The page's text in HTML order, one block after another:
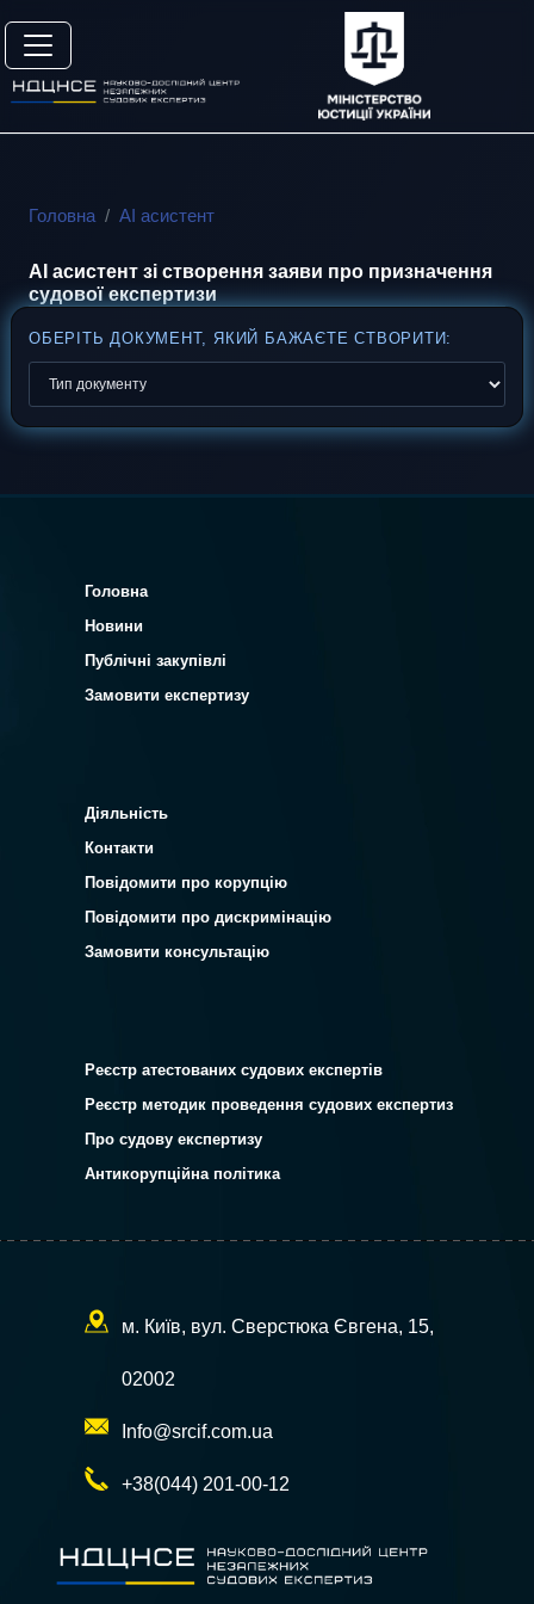
Головна АІ асистент
AI асистент зі створення заяви про призначення
судової експертизи
ОБЕРІТЬ ДОКУМЕНТ, ЯКИЙ БАЖАЄТЕ СТВОРИТИ:
Головна
Новини
Публічні закупівлі
Замовити експертизу
Діяльність
Контакти
Повідомити про корупцію
Повідомити про дискримінацію
Замовити консультацію
Реєстр атестованих судових експертів
Реєстр методик проведення судових експертиз
Про судову експертизу
Антикорупційна політика
м. Київ, вул. Сверстюка Євгена, 15,
02002
Info@srcif.com.ua
+38(044) 201-00-12